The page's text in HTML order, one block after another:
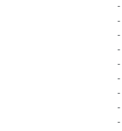
-
-
-
-
-
-
-
-
-